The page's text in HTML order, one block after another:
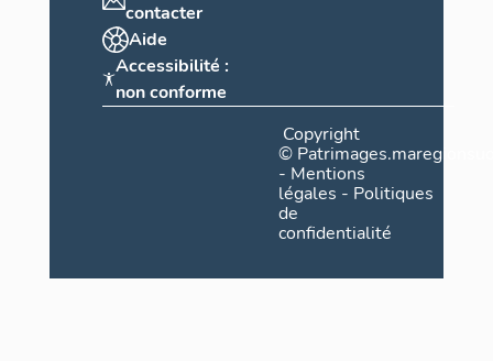
contacter
Aide
Accessibilité :
non conforme
Copyright
©
- Mentions
légales - Politiques
de
confidentialité